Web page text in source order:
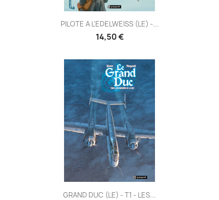
PILOTE A L'EDELWEISS (LE) -...
14,50 €
GRAND DUC (LE) - T1 - LES...